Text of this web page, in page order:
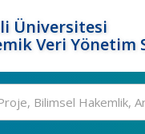
Üniversitesi
Veri Yönetim